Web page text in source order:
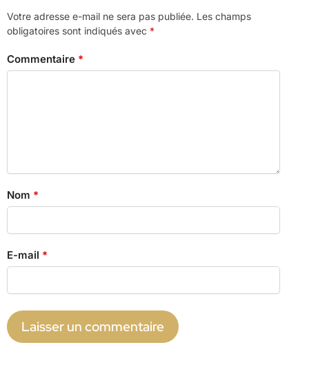
Votre adresse e-mail ne sera pas publiée. Les champs
obligatoires sont indiqués avec *
Commentaire *
Nom *
E-mail *